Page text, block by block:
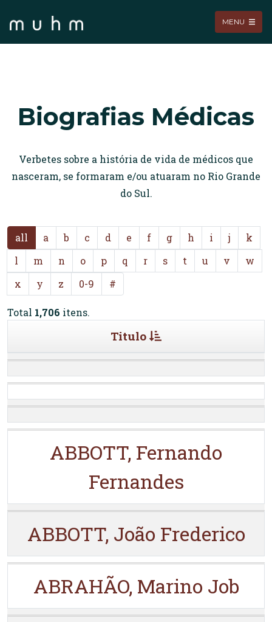
MENU
Biografias Médicas
Verbetes sobre a história de vida de médicos que
nasceram, se formaram e/ou atuaram no Rio Grande
do Sul.
all a b c d e f g h i j
k
l
m n o p q r s t u v
w
x
y z 0-9 #
Total 1,706 itens.
Titulo
ABBOTT, Fernando
Fernandes
ABBOTT, João Frederico
ABRAHÃO, Marino Job